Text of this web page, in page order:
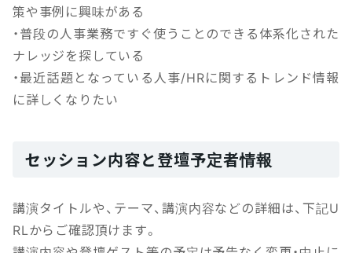
策や事例に興味がある
・普段の人事業務ですぐ使うことのできる体系化された
ナレッジを探している
・最近話題となっている人事/HRに関するトレンド情報
に詳しくなりたい
セッション内容と登壇予定者情報
講演タイトルや、テーマ、講演内容などの詳細は、下記U
RLからご確認頂けます。